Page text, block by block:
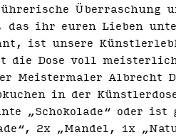
Überraschung
das ihr euren Lieben
ist unsere
die Dose voll
Meistermaler Albrecht
in der
„Schokolade“ oder ist
2x „Mandel, 1x